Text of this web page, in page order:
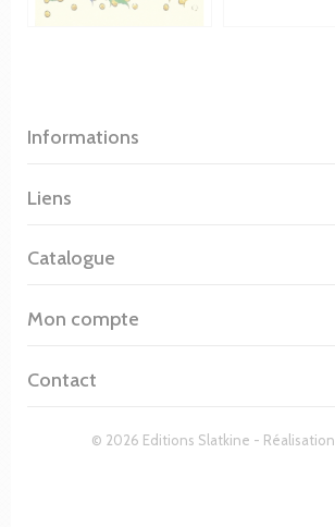
Informations
© 2026 Editions Slatkine - Réalisation
Liens
Catalogue
Mon compte
Contact